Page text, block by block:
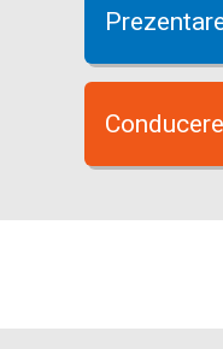
Conducere